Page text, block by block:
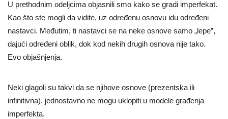
U prethodnim odeljcima objasnili smo kako se gradi imperfekat.
Kao što ste mogli da vidite, uz određenu osnovu idu određeni
nastavci. Međutim, ti nastavci se na neke osnove samo „lepe”,
dajući određeni oblik, dok kod nekih drugih osnova nije tako.
Evo objašnjenja.
Neki glagoli su takvi da se njihove osnove (prezentska ili
infinitivna), jednostavno ne mogu uklopiti u modele građenja
imperfekta.